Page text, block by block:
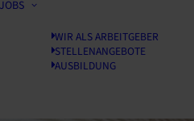
JOBS
WIR ALS ARBEITGEBER
STELLENANGEBOTE
AUSBILDUNG